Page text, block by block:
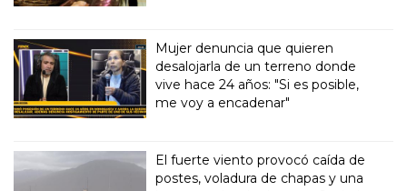
Mujer denuncia que quieren
desalojarla de un terreno donde
vive hace 24 años: "Si es posible,
me voy a encadenar"
El fuerte viento provocó caída de
postes, voladura de chapas y una